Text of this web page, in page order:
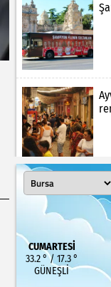
CUMARTESI
33.2 ° / 17.3 °
GÜNEŞLI